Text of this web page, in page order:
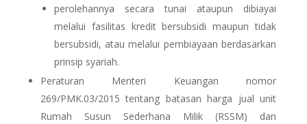
perolehannya secara tunai ataupun dibiayai
melalui fasilitas kredit bersubsidi maupun tidak
bersubsidi, atau melalui pembiayaan berdasarkan
prinsip syariah.
Peraturan Menteri Keuangan nomor
269/PMK.03/2015 tentang batasan harga jual unit
Rumah Susun Sederhana Milik (RSSM) dan